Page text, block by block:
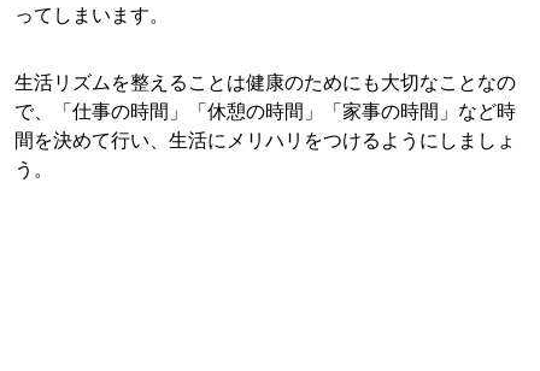
ってしまいます。
生活リズムを整えることは健康のためにも大切なことなの
で、「仕事の時間」「休憩の時間」「家事の時間」など時
間を決めて行い、生活にメリハリをつけるようにしましょ
う。